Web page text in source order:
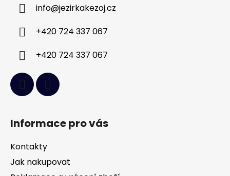
info@jezirkakezoj.cz
+420 724 337 067
+420 724 337 067
Informace pro vás
Kontakty
Jak nakupovat